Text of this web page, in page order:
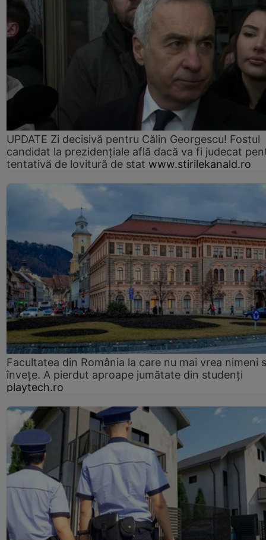
UPDATE Zi decisivă pentru Călin Georgescu! Fostul
candidat la prezidențiale află dacă va fi judecat
tentativă de lovitură de stat www.stirilekanald.ro
Facultatea din România la care nu mai vrea nimeni
înveţe. A pierdut aproape jumătate din studenţi
playtech.ro